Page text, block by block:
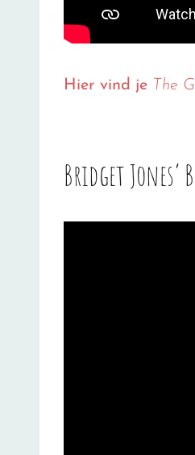
Hier vind je The
Bridget Jones’